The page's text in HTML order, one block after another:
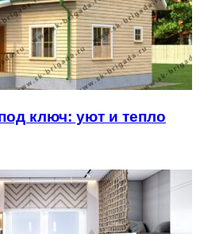
ключ: уют и тепло